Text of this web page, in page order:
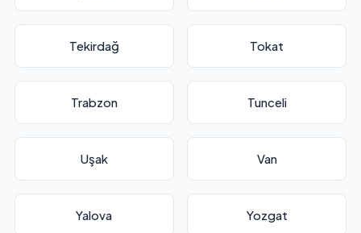
Tekirdağ Tokat
Trabzon Tunceli
Uşak Van
Yalova Yozgat